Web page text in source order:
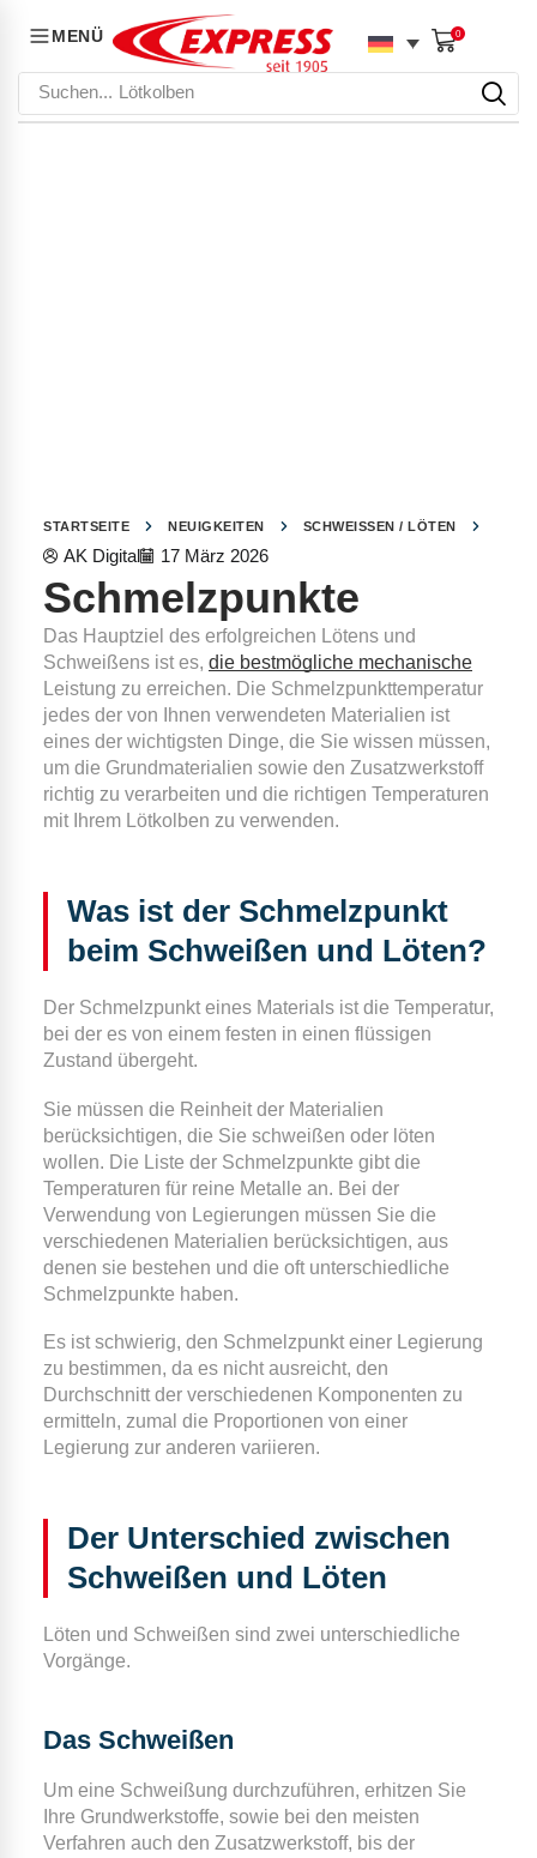
MENÜ 0
Suchen... Lötkolben
STARTSEITE NEUIGKEITEN SCHWEISSEN / LÖTEN
AK Digital 17 März 2026
Schmelzpunkte
Das Hauptziel des erfolgreichen Lötens und
Schweißens ist es, die bestmögliche mechanische
Leistung zu erreichen. Die Schmelzpunkttemperatur
jedes der von Ihnen verwendeten Materialien ist
eines der wichtigsten Dinge, die Sie wissen müssen,
um die Grundmaterialien sowie den Zusatzwerkstoff
richtig zu verarbeiten und die richtigen Temperaturen
mit Ihrem Lötkolben zu verwenden.
Was ist der Schmelzpunkt
beim Schweißen und Löten?
Der Schmelzpunkt eines Materials ist die Temperatur,
bei der es von einem festen in einen flüssigen
Zustand übergeht.
Sie müssen die Reinheit der Materialien
berücksichtigen, die Sie schweißen oder löten
wollen. Die Liste der Schmelzpunkte gibt die
Temperaturen für reine Metalle an. Bei der
Verwendung von Legierungen müssen Sie die
verschiedenen Materialien berücksichtigen, aus
denen sie bestehen und die oft unterschiedliche
Schmelzpunkte haben.
Es ist schwierig, den Schmelzpunkt einer Legierung
zu bestimmen, da es nicht ausreicht, den
Durchschnitt der verschiedenen Komponenten zu
ermitteln, zumal die Proportionen von einer
Legierung zur anderen variieren.
Der Unterschied zwischen
Schweißen und Löten
Löten und Schweißen sind zwei unterschiedliche
Vorgänge.
Das Schweißen
Um eine Schweißung durchzuführen, erhitzen Sie
Ihre Grundwerkstoffe, sowie bei den meisten
Verfahren auch den Zusatzwerkstoff, bis der